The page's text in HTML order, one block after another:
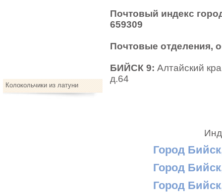
Колокольчики из латуни
Почтовый индекс
659309
Почтовые отделения,
БИЙСК 9: Алтайский
д.64
Город
Город
Город